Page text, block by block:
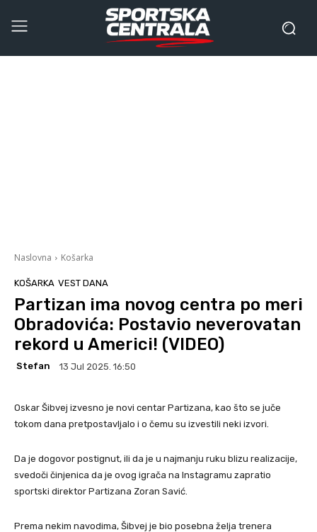
Naslovna Košarka
KOŠARKA VEST DANA
Partizan ima novog centra po meri
Obradovića: Postavio neverovatan
rekord u Americi! (VIDEO)
Stefan 13 Jul 2025. 16:50
Oskar Šibvej izvesno je novi centar Partizana, kao što se juče
tokom dana pretpostavljalo i o čemu su izvestili neki izvori.
Da je dogovor postignut, ili da je u najmanju ruku blizu realizacije,
svedoči činjenica da je ovog igrača na Instagramu zapratio
sportski direktor Partizana Zoran Savić.
Prema nekim navodima, Šibvej je bio posebna želja trenera